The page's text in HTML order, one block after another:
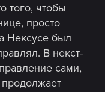
того, чтобы
просто
Нексусе был
В некст-
сами,